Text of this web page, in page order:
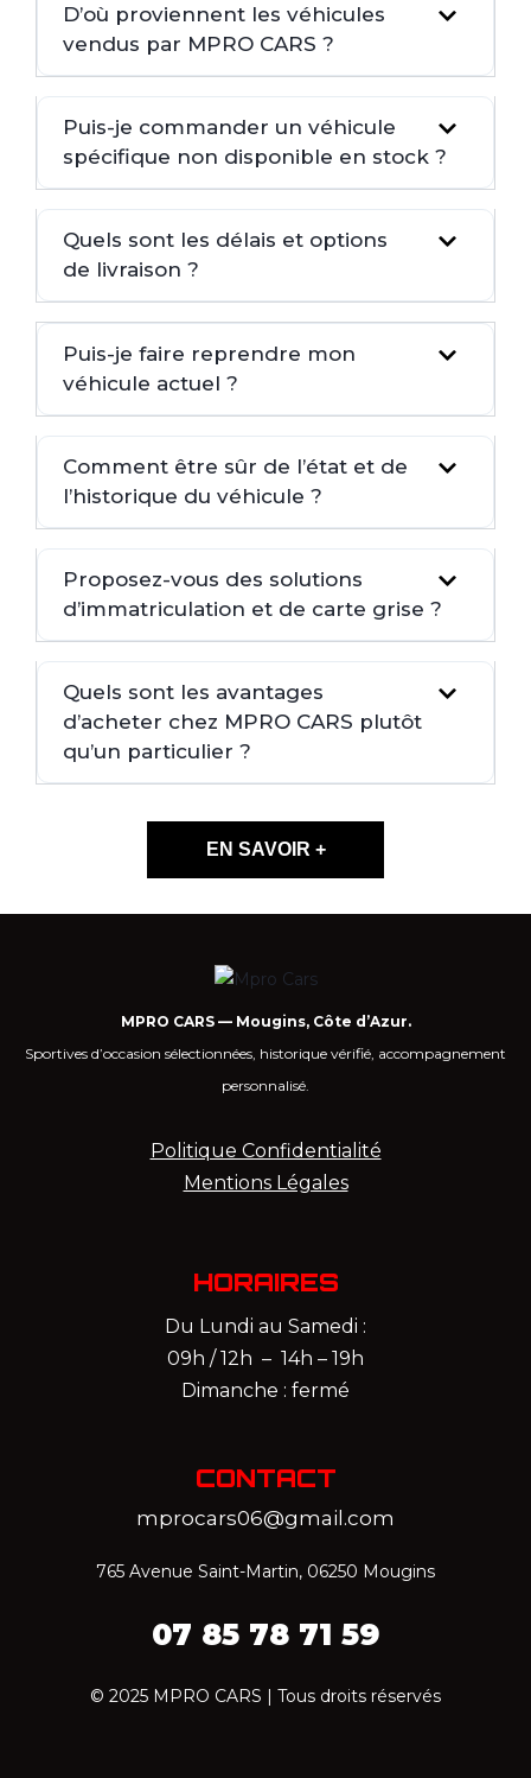
D’où proviennent les véhicules
vendus par MPRO CARS ?
Puis-je commander un véhicule
spécifique non disponible en stock ?
Quels sont les délais et options
de livraison ?
Puis-je faire reprendre mon
véhicule actuel ?
Comment être sûr de l’état et de
l’historique du véhicule ?
Proposez-vous des solutions
d’immatriculation et de carte grise ?
Quels sont les avantages
d’acheter chez MPRO CARS plutôt
qu’un particulier ?
EN SAVOIR +
MPRO CARS — Mougins, Côte d’Azur.
Sportives d’occasion sélectionnées, historique vérifié, accompagnement
personnalisé.
Politique Confidentialité
Mentions Légales
HORAIRES
Du Lundi au Samedi :
09h / 12h – 14h – 19h
Dimanche : fermé
CONTACT
mprocars06@gmail.com
765 Avenue Saint-Martin, 06250 Mougins
07 85 78 71 59‬
© 2025 MPRO CARS | Tous droits réservés